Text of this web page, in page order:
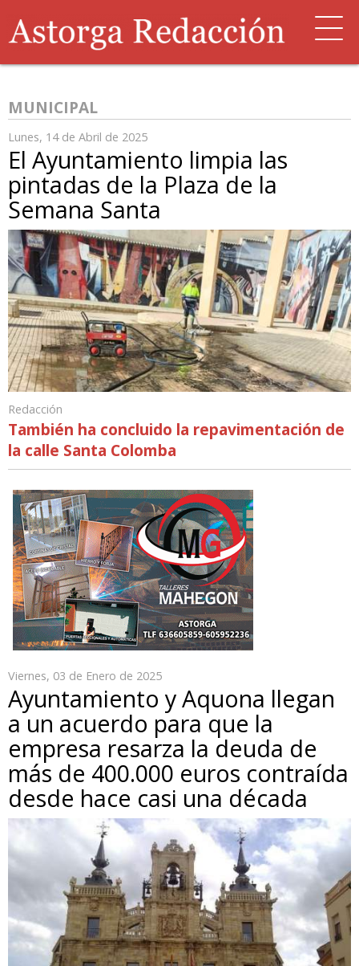
MUNICIPAL
Lunes, 14 de Abril de 2025
El Ayuntamiento limpia las
pintadas de la Plaza de la
Semana Santa
Redacción
También ha concluido la repavimentación de
la calle Santa Colomba
Viernes, 03 de Enero de 2025
Ayuntamiento y Aquona llegan
a un acuerdo para que la
empresa resarza la deuda de
más de 400.000 euros contraída
desde hace casi una década